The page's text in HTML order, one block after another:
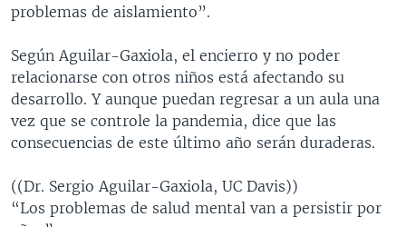
problemas de aislamiento”.
Según Aguilar-Gaxiola, el encierro y no poder
relacionarse con otros niños está afectando su
desarrollo. Y aunque puedan regresar a un aula una
vez que se controle la pandemia, dice que las
consecuencias de este último año serán duraderas.
((Dr. Sergio Aguilar-Gaxiola, UC Davis))
“Los problemas de salud mental van a persistir por